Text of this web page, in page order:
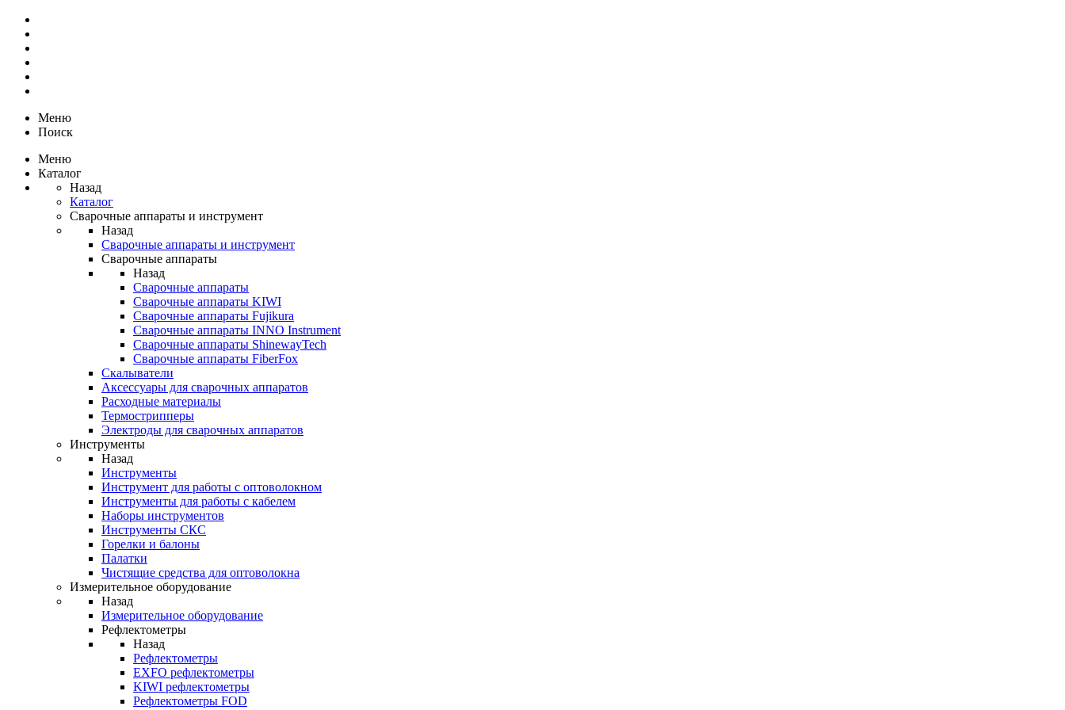
Меню
Поиск
Меню
Каталог
Назад
Каталог
Сварочные аппараты и инструмент
Назад
Сварочные аппараты и инструмент
Сварочные аппараты
Назад
Сварочные аппараты
Сварочные аппараты KIWI
Сварочные аппараты Fujikura
Сварочные аппараты INNO Instrument
Сварочные аппараты ShinewayTech
Cварочные аппараты FiberFox
Скалыватели
Аксессуары для сварочных аппаратов
Расходные материалы
Термострипперы
Электроды для сварочных аппаратов
Инструменты
Назад
Инструменты
Инструмент для работы с оптоволокном
Инструменты для работы с кабелем
Наборы инструментов
Инструменты СКС
Горелки и балоны
Палатки
Чистящие средства для оптоволокна
Измерительное оборудование
Назад
Измерительное оборудование
Рефлектометры
Назад
Рефлектометры
EXFO рефлектометры
KIWI рефлектометры
Рефлектометры FOD